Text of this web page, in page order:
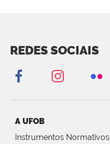
REDES SOCIAIS
A UFOB
Instrumentos Normativos